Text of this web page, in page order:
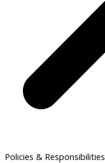
Policies & Responsibilities